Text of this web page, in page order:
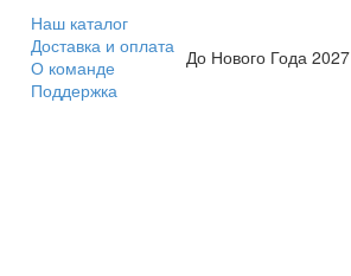
Наш каталог
Доставка и оплата
О команде
Поддержка
До Нового Года 2027